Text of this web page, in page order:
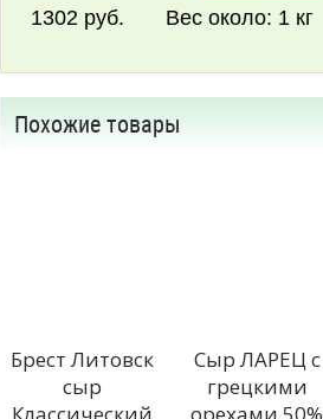
1302 руб. Вес около: 1 кг
Похожие товары
Брест Литовск
сыр
Сыр ЛАРЕЦ с
грецкими